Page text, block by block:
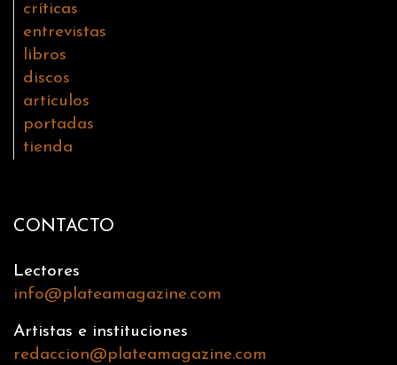
críticas
entrevistas
libros
discos
artículos
portadas
tienda
CONTACTO
Lectores
info@plateamagazine.com
Artistas e instituciones
redaccion@plateamagazine.com